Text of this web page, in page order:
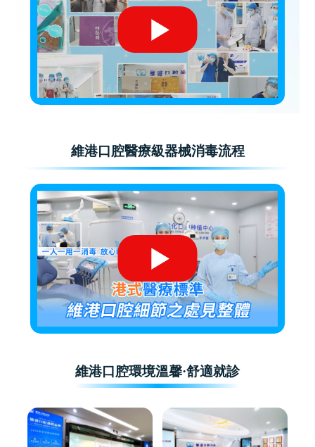
維港口腔醫療級器械消毒流程
維港口腔環境溫馨·舒適就診